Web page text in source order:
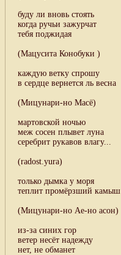
буду ли вновь стоять
когда ручьи зажурчат
тебя поджидая
(Мацусита Конобуки )
каждую ветку спрошу
в сердце вернется ль весна
(Мицунари-но Масё)
мартовской ночью
меж сосен плывет луна
серебрит рукавов влагу...
(radost.yura)
только дымка у моря
теплит промёрзший камыш
(Мицунари-но Ае-но асон)
из-за синих гор
ветер несёт надежду
нет, не обманет